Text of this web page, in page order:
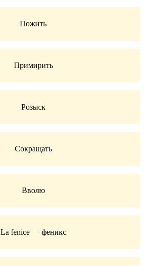
Пожить
Примирить
Розыск
Сокращать
Вволю
La fenice — феникс